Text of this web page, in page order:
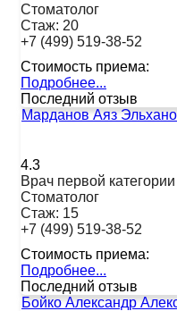
Стоматолог
Стаж: 20
+7 (499) 519-38-52
Стоимость приема:
Подробнее...
Последний отзыв
Марданов Аяз
4.3
Врач первой категории
Стоматолог
Стаж: 15
+7 (499) 519-38-52
Стоимость приема:
Подробнее...
Последний отзыв
Бойко Александр